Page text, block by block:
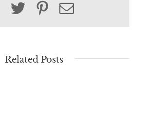
Facebook
TwitterPinterest
Email
Related Posts